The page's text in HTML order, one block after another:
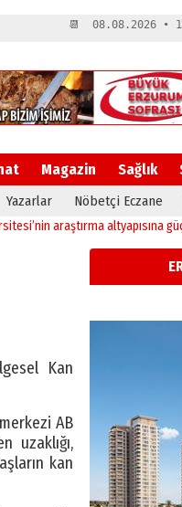
📆 08.08.2026 •
Magazin Sağlık
Yazarlar Nöbetçi Eczane
araştırma altyapısına güçlü onay
Kan
AB
uzaklığı,
kan